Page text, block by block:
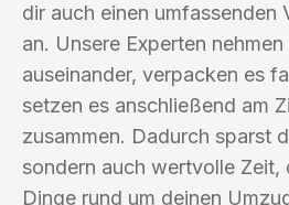
dir auch einen umfassenden
an. Unsere Experten
auseinander, verpacken es
setzen es anschließend am
zusammen. Dadurch sparst
sondern auch wertvolle Zeit,
Dinge rund um deinen